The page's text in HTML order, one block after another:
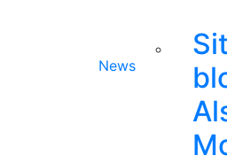
News